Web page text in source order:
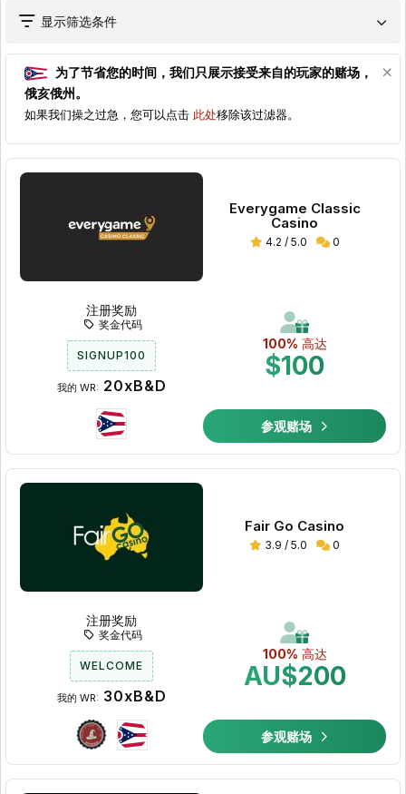
显示筛选条件
为了节省您的时间，我们只展示接受来自的玩家的赌场，
俄亥俄州。
如果我们操之过急，您可以点击 此处移除该过滤器。
Everygame Classic
Casino
4.2 / 5.0 0
100% 高达
$100
注册奖励
奖金代码
SIGNUP100
我的 WR: 20xB&D
参观赌场
Fair Go Casino
3.9 / 5.0 0
100% 高达
AU$200
注册奖励
奖金代码
WELCOME
我的 WR: 30xB&D
参观赌场